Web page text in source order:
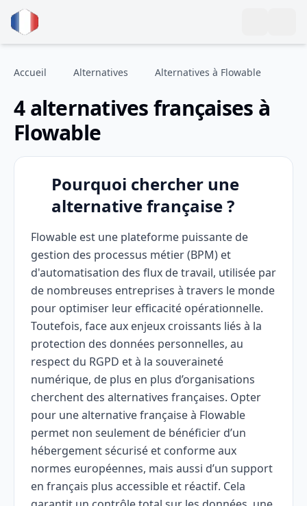
Accueil Alternatives Alternatives à Flowable
4 alternatives françaises à
Flowable
Pourquoi chercher une
alternative française ?
Flowable est une plateforme puissante de
gestion des processus métier (BPM) et
d'automatisation des flux de travail, utilisée par
de nombreuses entreprises à travers le monde
pour optimiser leur efficacité opérationnelle.
Toutefois, face aux enjeux croissants liés à la
protection des données personnelles, au
respect du RGPD et à la souveraineté
numérique, de plus en plus d’organisations
cherchent des alternatives françaises. Opter
pour une alternative française à Flowable
permet non seulement de bénéficier d’un
hébergement sécurisé et conforme aux
normes européennes, mais aussi d’un support
en français plus accessible et réactif. Cela